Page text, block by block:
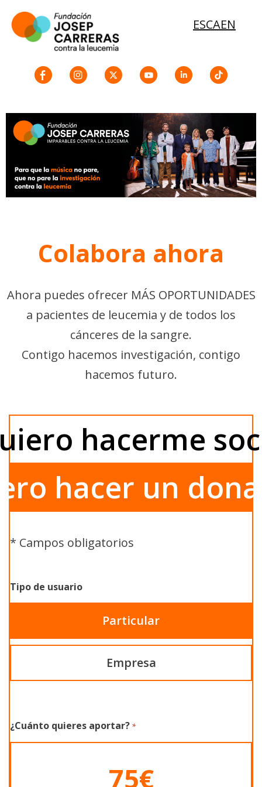
ESCAEN
Colabora ahora
Ahora puedes ofrecer MÁS OPORTUNIDADES
a pacientes de leucemia y de todos los
cánceres de la sangre.
Contigo hacemos investigación, contigo
hacemos futuro.
hacerme
hacer un
* Campos obligatorios
Tipo de usuario
Particular
Empresa
¿Cuánto quieres aportar? *
75€